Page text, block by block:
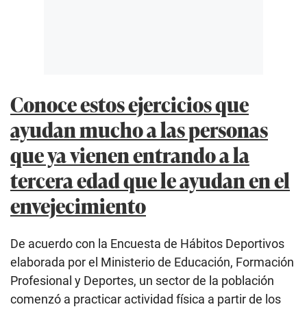
Conoce estos ejercicios que
ayudan mucho a las personas
que ya vienen entrando a la
tercera edad que le ayudan en el
envejecimiento
De acuerdo con la Encuesta de Hábitos Deportivos
elaborada por el Ministerio de Educación, Formación
Profesional y Deportes, un sector de la población
comenzó a practicar actividad física a partir de los